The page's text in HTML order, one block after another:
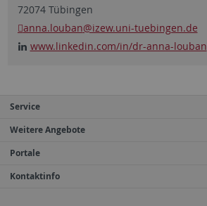
72074 Tübingen
anna.louban@izew.uni-tuebingen.de
www.linkedin.com/in/dr-anna-louban
Service
Weitere Angebote
Portale
Kontaktinfo